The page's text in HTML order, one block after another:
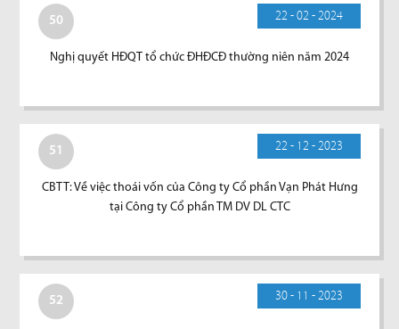
50 22 - 02 - 2024
Nghị quyết HĐQT tổ chức ĐHĐCĐ thường niên năm 2024
51 22 - 12 - 2023
CBTT: Về việc thoái vốn của Công ty Cổ phần Vạn Phát Hưng
tại Công ty Cổ phần TM DV DL CTC
52 30 - 11 - 2023